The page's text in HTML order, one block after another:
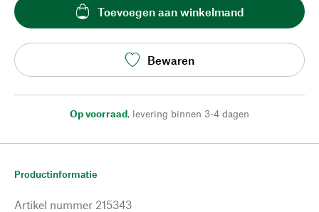
Toevoegen aan winkelmand
Bewaren
Op voorraad, levering binnen 3-4 dagen
Productinformatie
Artikel nummer 215343